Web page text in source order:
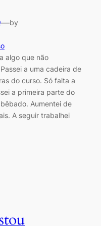
—by
algo que não
a uma cadeira de
do curso. Só falta a
a primeira parte do
Aumentei de
A seguir trabalhei